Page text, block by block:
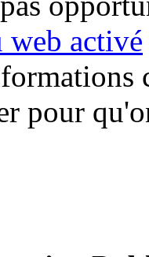
web activé
pour